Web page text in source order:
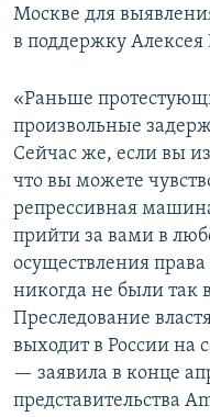
Москве для
в поддержку Алексея
«Раньше
произвольные
Сейчас же, если вы
что вы можете
репрессивная
прийти за вами в
осуществления
никогда не были так
Преследование
выходит в России на
— заявила в конце
представительства